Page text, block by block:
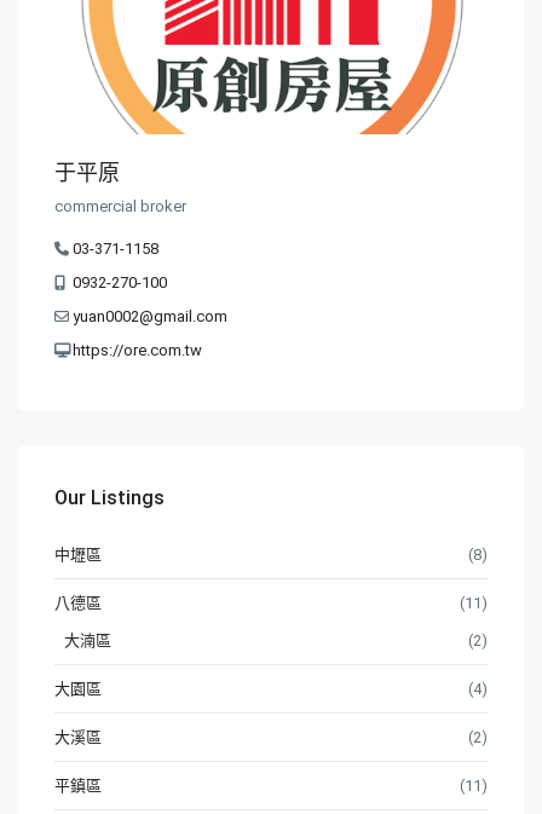
于平原
commercial broker
03-371-1158
0932-270-100
yuan0002@gmail.com
https://ore.com.tw
Our Listings
中壢區 (8)
八德區 (11)
大湳區 (2)
大園區 (4)
大溪區 (2)
平鎮區 (11)